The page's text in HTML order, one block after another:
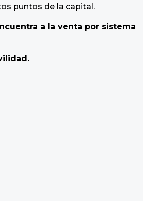
puntos de la capital.
a la venta por sistema